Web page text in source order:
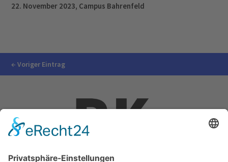
22. November 2023, Campus Bahrenfeld
←Voriger Eintrag